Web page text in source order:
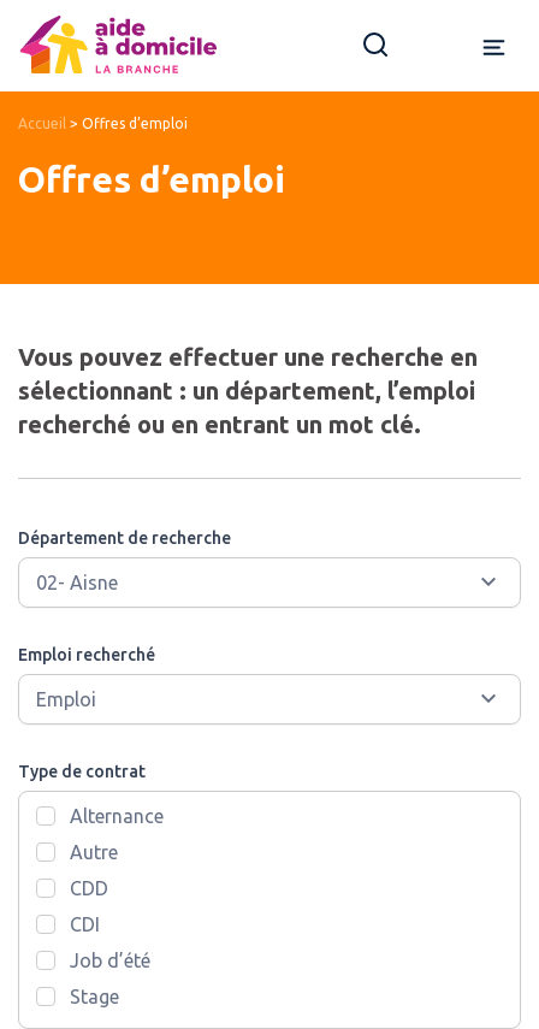
Accueil > Offres d’emploi
Offres d’emploi
Vous pouvez effectuer une recherche en
sélectionnant : un département, l’emploi
recherché ou en entrant un mot clé.
Département de recherche
Emploi recherché
Type de contrat
Alternance
Autre
CDD
CDI
Job d’été
Stage